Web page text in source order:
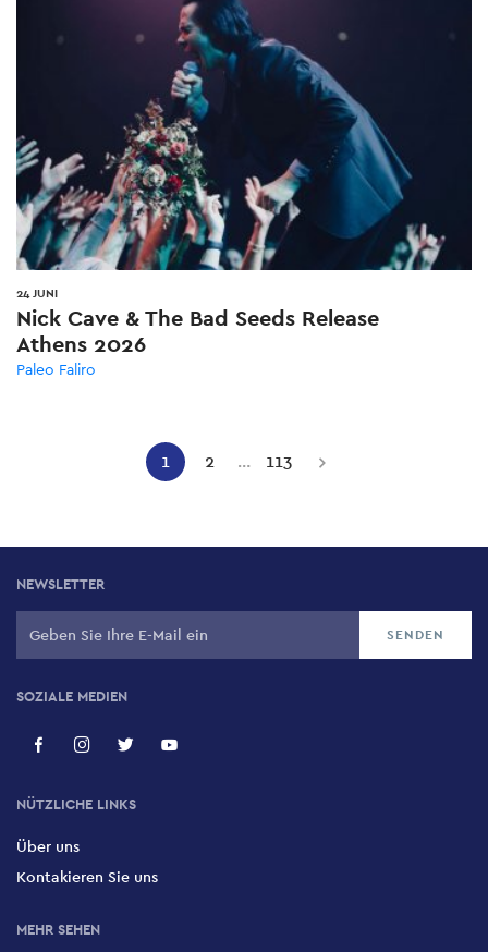
24 JUNI
Nick Cave & The Bad Seeds Release
Athens 2026
Paleo Faliro
Aktuelle
1
Seite
2 …
Seite
113
Next
NEWSLETTER
SOZIALE MEDIEN
NÜTZLICHE LINKS
Über uns
Kontakieren Sie uns
MEHR SEHEN